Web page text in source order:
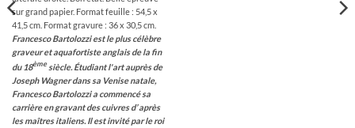
sur grand papier. Format feuille : 54,5 x
41,5 cm. Format gravure : 36 x 30,5 cm.
Francesco Bartolozziest le plus célèbre
graveur et aquafortiste anglais de la fin
du 18èmesiècle. Étudiant l'art auprès de
Joseph Wagner dans sa Venise natale,
Francesco Bartolozzi a commencé sa
carrière en gravant des cuivres d’ après
les maîtres italiens. Il est invité par le roi